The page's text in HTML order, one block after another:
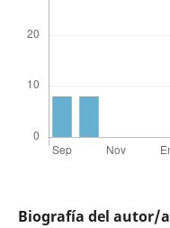
Biografía del autor/a